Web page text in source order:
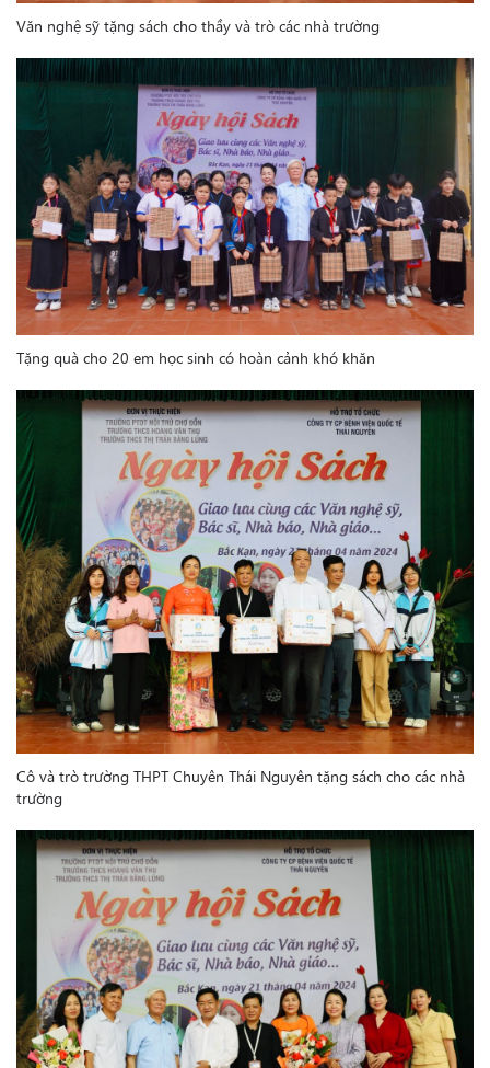
Văn nghệ sỹ tặng sách cho thầy và trò các nhà trường
Tặng quà cho 20 em học sinh có hoàn cảnh khó khăn
Cô và trò trường THPT Chuyên Thái Nguyên tặng sách cho các nhà
trường